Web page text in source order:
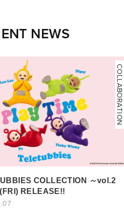
NEWS
COLLABORATION
COLLECTION ～vol.2
RELEASE!!